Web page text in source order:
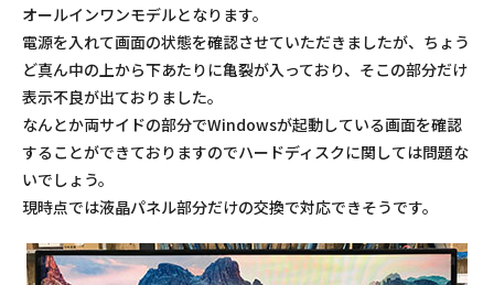
オールインワンモデルとなります。
電源を入れて画面の状態を確認させていただきましたが、ちょう
ど真ん中の上から下あたりに亀裂が入っており、そこの部分だけ
表示不良が出ておりました。
なんとか両サイドの部分でWindowsが起動している画面を確認
することができておりますのでハードディスクに関しては問題な
いでしょう。
現時点では液晶パネル部分だけの交換で対応できそうです。